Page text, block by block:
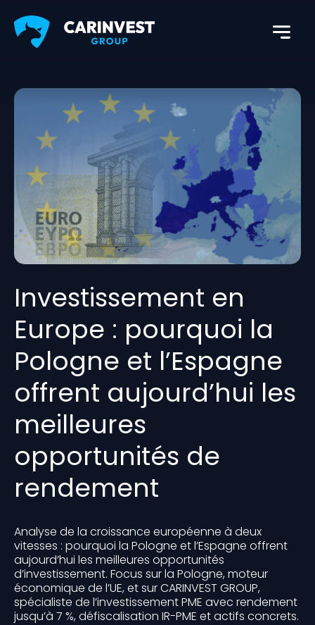
Investissement en
Europe : pourquoi la
Pologne et l’Espagne
offrent aujourd’hui les
meilleures
opportunités de
rendement
Analyse de la croissance européenne à deux
vitesses : pourquoi la Pologne et l’Espagne offrent
aujourd’hui les meilleures opportunités
d’investissement. Focus sur la Pologne, moteur
économique de l’UE, et sur CARINVEST GROUP,
spécialiste de l’investissement PME avec rendement
jusqu’à 7 %, défiscalisation IR-PME et actifs concrets.